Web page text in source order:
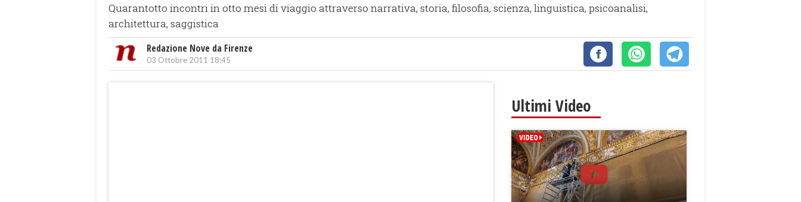
Quarantotto incontri in otto mesi di viaggio attraverso narrativa, storia, filosofia, scienza, linguistica, psicoanalisi,
architettura, saggistica
Redazione Nove da Firenze
03 Ottobre 2011 18:45
Ultimi Video